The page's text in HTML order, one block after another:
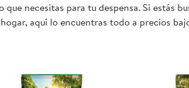
necesitas para tu despensa. Si estás
aquí lo encuentras todo a precios
conveniente para ti y tu familia.